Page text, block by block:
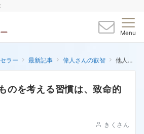
Menu
ラー 最新記事 偉人さんの叡智 他人と比較してものを考える習慣は、致命的な習慣である。
のを考える習慣は、致命的
きくさん